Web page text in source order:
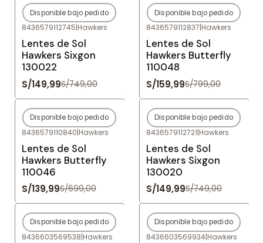
-80%OFF
Agotado
Disponible bajo pedido
8436579112745|Hawkers
Lentes de Sol
Hawkers Sixgon
130022
S/149,99S/749,00
-80%OFF
Agotado
Disponible bajo pedido
8436579112837|Hawkers
Lentes de Sol
Hawkers Butterfly
110048
S/159,99S/799,00
-80%OFF
Agotado
Disponible bajo pedido
8436579110840|Hawkers
Lentes de Sol
Hawkers Butterfly
110046
S/139,99S/699,00
-80%OFF
Agotado
Disponible bajo pedido
8436579112721|Hawkers
Lentes de Sol
Hawkers Sixgon
130020
S/149,99S/749,00
-80%OFF
Agotado
Disponible bajo pedido
8436603569538|Hawkers
-80%OFF
Agotado
Disponible bajo pedido
8436603569934|Hawkers